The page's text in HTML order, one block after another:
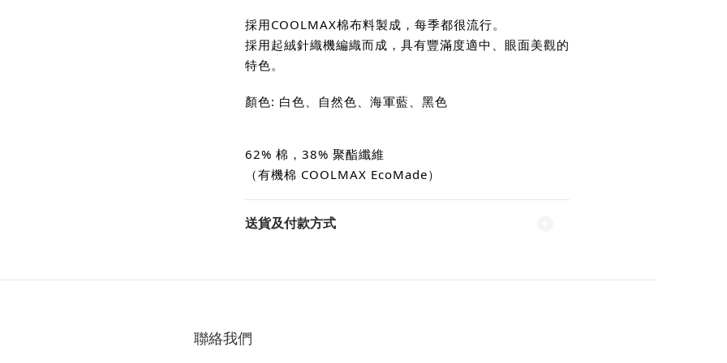
採用COOLMAX棉布料製成，每季都很流行。
採用起絨針織機編織而成，具有豐滿度適中、眼面美觀的
特色。
顏色: 白色、自然色、海軍藍、黑色
62% 棉，38% 聚酯纖維
（有機棉 COOLMAX EcoMade）
送貨及付款方式
聯絡我們